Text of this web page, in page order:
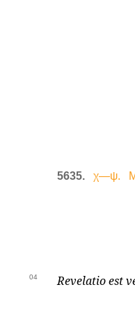
5635. χ—ψ. M
04 Revelatio est